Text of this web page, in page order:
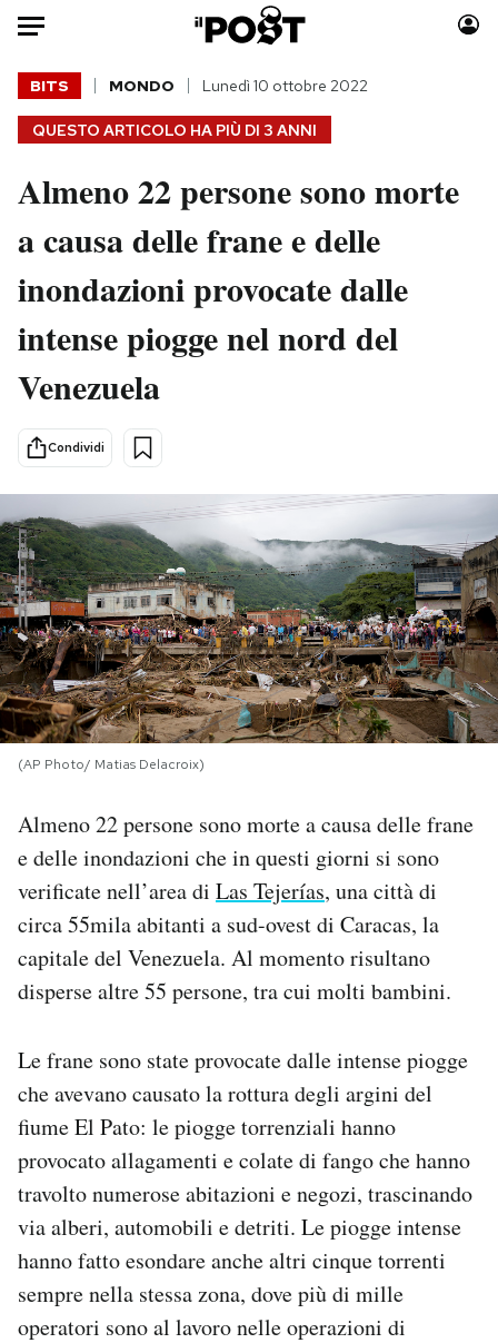
Auto
HOME
Italia
Politica
Tecnologia
Scienza
Sport
Moda
Consumismi
Storie/Idee
Media
PODCAST
NEWSLETTER
I MIEI PREFERITI
SHOP
CALENDARIO
Area Personale
Newsletter
Hai bisogno di aiuto?
Esci
QUESTO ARTICOLO HA PIÙ DI 3 ANNI
BITS MONDO Lunedì 10 ottobre 2022
Almeno 22 persone sono morte
a causa delle frane e delle
inondazioni provocate dalle
intense piogge nel nord del
Venezuela
Condividi
(AP Photo/ Matias Delacroix)
Almeno 22 persone sono morte a causa delle frane
e delle inondazioni che in questi giorni si sono
verificate nell’area di Las Tejerías, una città di
circa 55mila abitanti a sud-ovest di Caracas, la
capitale del Venezuela. Al momento risultano
disperse altre 55 persone, tra cui molti bambini.
Le frane sono state provocate dalle intense piogge
che avevano causato la rottura degli argini del
fiume El Pato: le piogge torrenziali hanno
provocato allagamenti e colate di fango che hanno
travolto numerose abitazioni e negozi, trascinando
via alberi, automobili e detriti. Le piogge intense
hanno fatto esondare anche altri cinque torrenti
sempre nella stessa zona, dove più di mille
operatori sono al lavoro nelle operazioni di